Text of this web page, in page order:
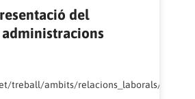
impresos/presentacio/index.html
del
treball/ambits/relacions_laborals/